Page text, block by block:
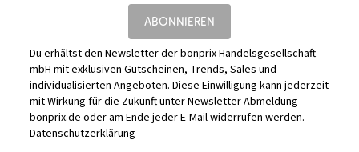
ABONNIEREN
Du erhältst den Newsletter der bonprix Handelsgesellschaft
mbH mit exklusiven Gutscheinen, Trends, Sales und
individualisierten Angeboten. Diese Einwilligung kann jederzeit
mit Wirkung für die Zukunft unterNewsletter Abmeldung -
bonprix.deoder am Ende jeder E-Mail widerrufen werden.
Datenschutzerklärung